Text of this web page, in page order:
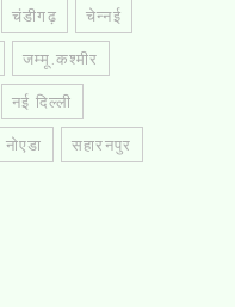
चंडीगढ़ चेन्नई
जम्मू.कश्मीर
नई दिल्ली
नोएडा सहारनपुर